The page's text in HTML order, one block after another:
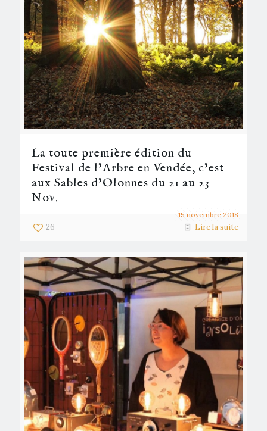
15 novembre 2018
La toute première édition du
Festival de l’Arbre en Vendée, c’est
aux Sables d’Olonnes du 21 au 23
Nov.
26 Lire la suite